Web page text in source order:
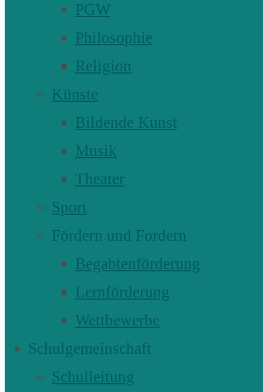
PGW
Philosophie
Religion
Künste
Bildende Kunst
Musik
Theater
Sport
Fördern und Fordern
Begabtenförderung
Lernförderung
Wettbewerbe
Schulgemeinschaft
Schulleitung